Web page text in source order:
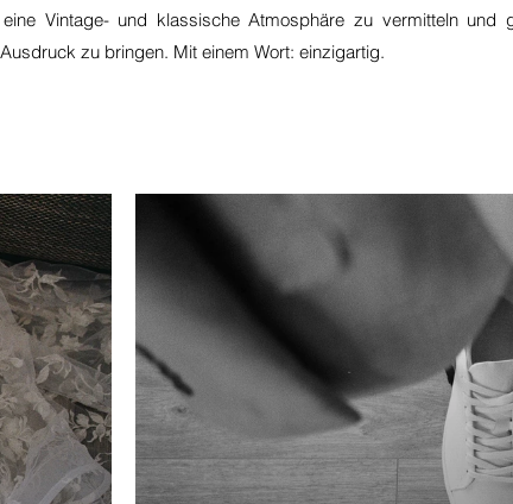
Vintage- und klassische Atmosphäre zu vermitteln und
zu bringen. Mit einem Wort: einzigartig.